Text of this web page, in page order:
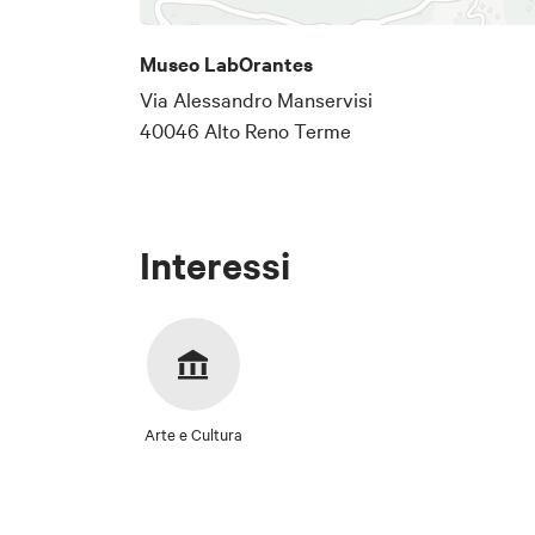
manufatte attraverso le più
provenienti dal
Santuario
Santuario della Madonna del
Museo LabOrantes
Via Alessandro Manservisi
40046 Alto Reno Terme
Interessi
Arte e Cultura